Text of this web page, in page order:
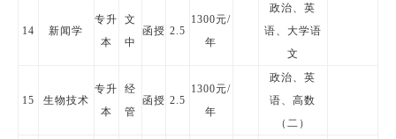
14 新闻学
专升
本
文
中
函授 2.5
1300元/
年
政治、英
语、大学语
文
15 生物技术
专升
本
经
管
函授 2.5
1300元/
年
政治、英
语、高数
（二）